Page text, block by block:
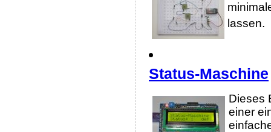
lassen.
Status-Maschine
Dieses
einer